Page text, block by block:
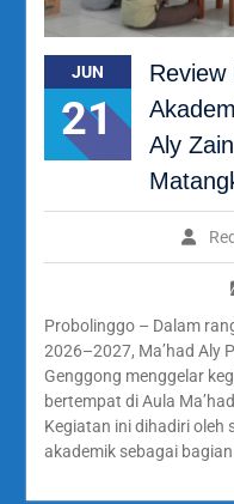
JUN
21
Review
Aly
Probolinggo – Dalam
2026–2027, Ma’had Aly
Genggong menggelar
bertempat di Aula
Kegiatan ini dihadiri oleh
akademik sebagai